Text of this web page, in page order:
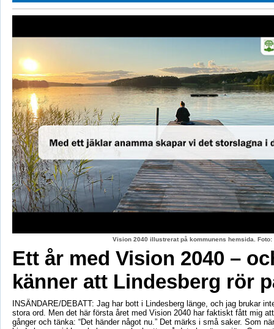
Vision 2040 illustrerat på kommunens hemsida.
Ett år med Vision 2040 –
känner att Lindesberg rör
INSÄNDARE/DEBATT: Jag har bott i Lindesberg länge, och jag brukar
stora ord. Men det här första året med Vision 2040 har faktiskt fått mig
gånger och tänka: “Det händer något nu.” Det märks i små saker. Som